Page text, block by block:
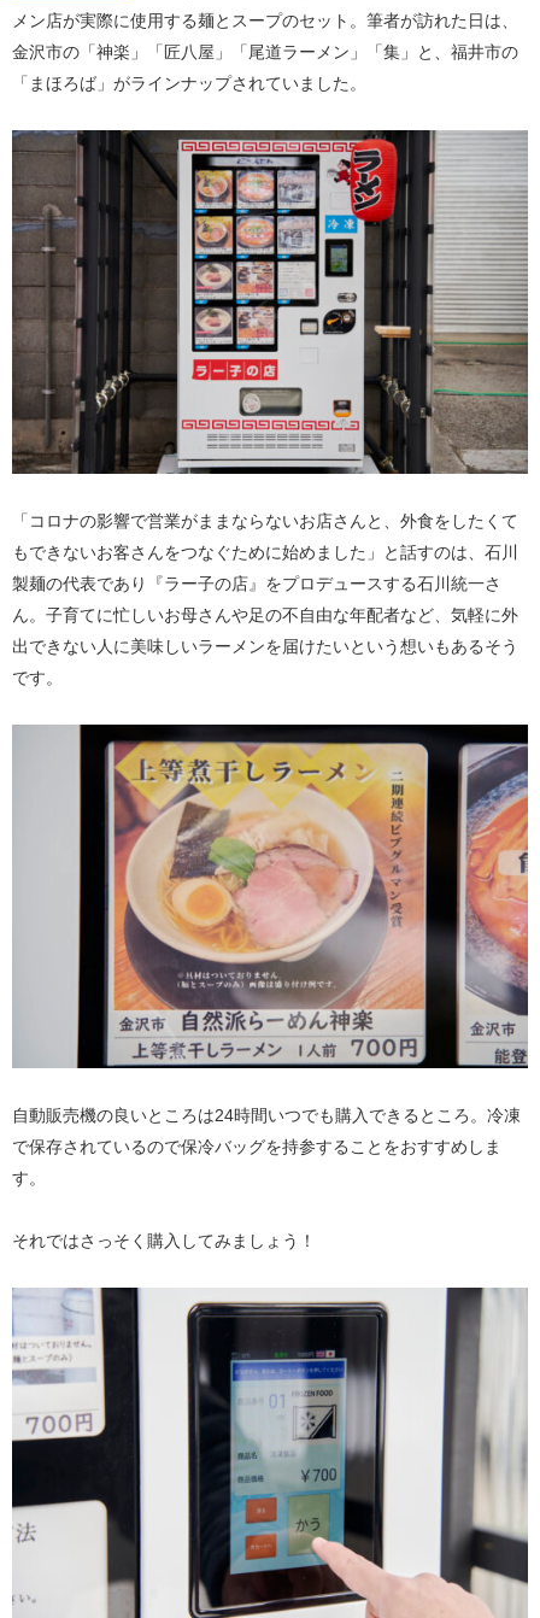
メン店が実際に使用する麺とスープのセット。筆者が訪れた日は、
金沢市の「神楽」「匠八屋」「尾道ラーメン」「集」と、福井市の
「まほろば」がラインナップされていました。
「コロナの影響で営業がままならないお店さんと、外食をしたくて
もできないお客さんをつなぐために始めました」と話すのは、石川
製麺の代表であり『ラー子の店』をプロデュースする石川統一さ
ん。子育てに忙しいお母さんや足の不自由な年配者など、気軽に外
出できない人に美味しいラーメンを届けたいという想いもあるそう
です。
自動販売機の良いところは24時間いつでも購入できるところ。冷凍
で保存されているので保冷バッグを持参することをおすすめしま
す。
それではさっそく購入してみましょう！